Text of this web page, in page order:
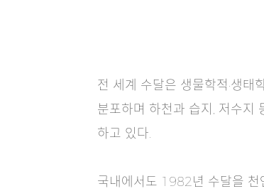
전 세계 수달은 생물학적·생태
분포하며 하천과 습지, 저수지
하고 있다.
국내에서도 1982년 수달을 천